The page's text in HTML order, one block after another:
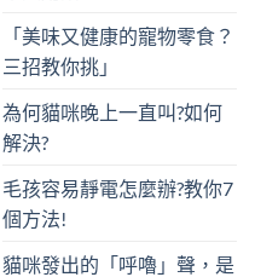
「美味又健康的寵物零食？
三招教你挑」
為何貓咪晚上一直叫?如何
解決?
毛孩容易靜電怎麼辦?教你7
個方法!
貓咪發出的「呼嚕」聲，是